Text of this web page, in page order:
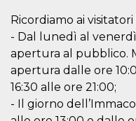
Ricordiamo ai
- Dal lunedì al
apertura al pubblico.
apertura dalle ore
16:30 alle ore 21:00;
- Il giorno